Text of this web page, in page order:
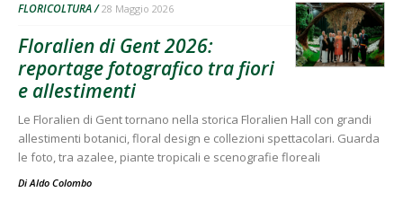
FLORICOLTURA 28 Maggio 2026
Floralien di Gent 2026:
reportage fotografico tra fiori
e allestimenti
Le Floralien di Gent tornano nella storica Floralien Hall con grandi
allestimenti botanici, floral design e collezioni spettacolari. Guarda
le foto, tra azalee, piante tropicali e scenografie floreali
DiAldo Colombo